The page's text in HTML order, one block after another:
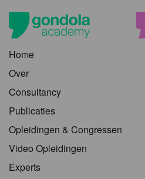
Home
Over
Consultancy
Publicaties
Opleidingen & Congressen
Video Opleidingen
Experts